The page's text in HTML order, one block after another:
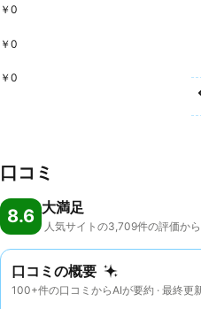
￥0
￥0
￥0
口コミ
8.6 大満足
人気サイトの3,709件の評価か
口コミの概要
100+件の口コミからAIが要約 · 最終更